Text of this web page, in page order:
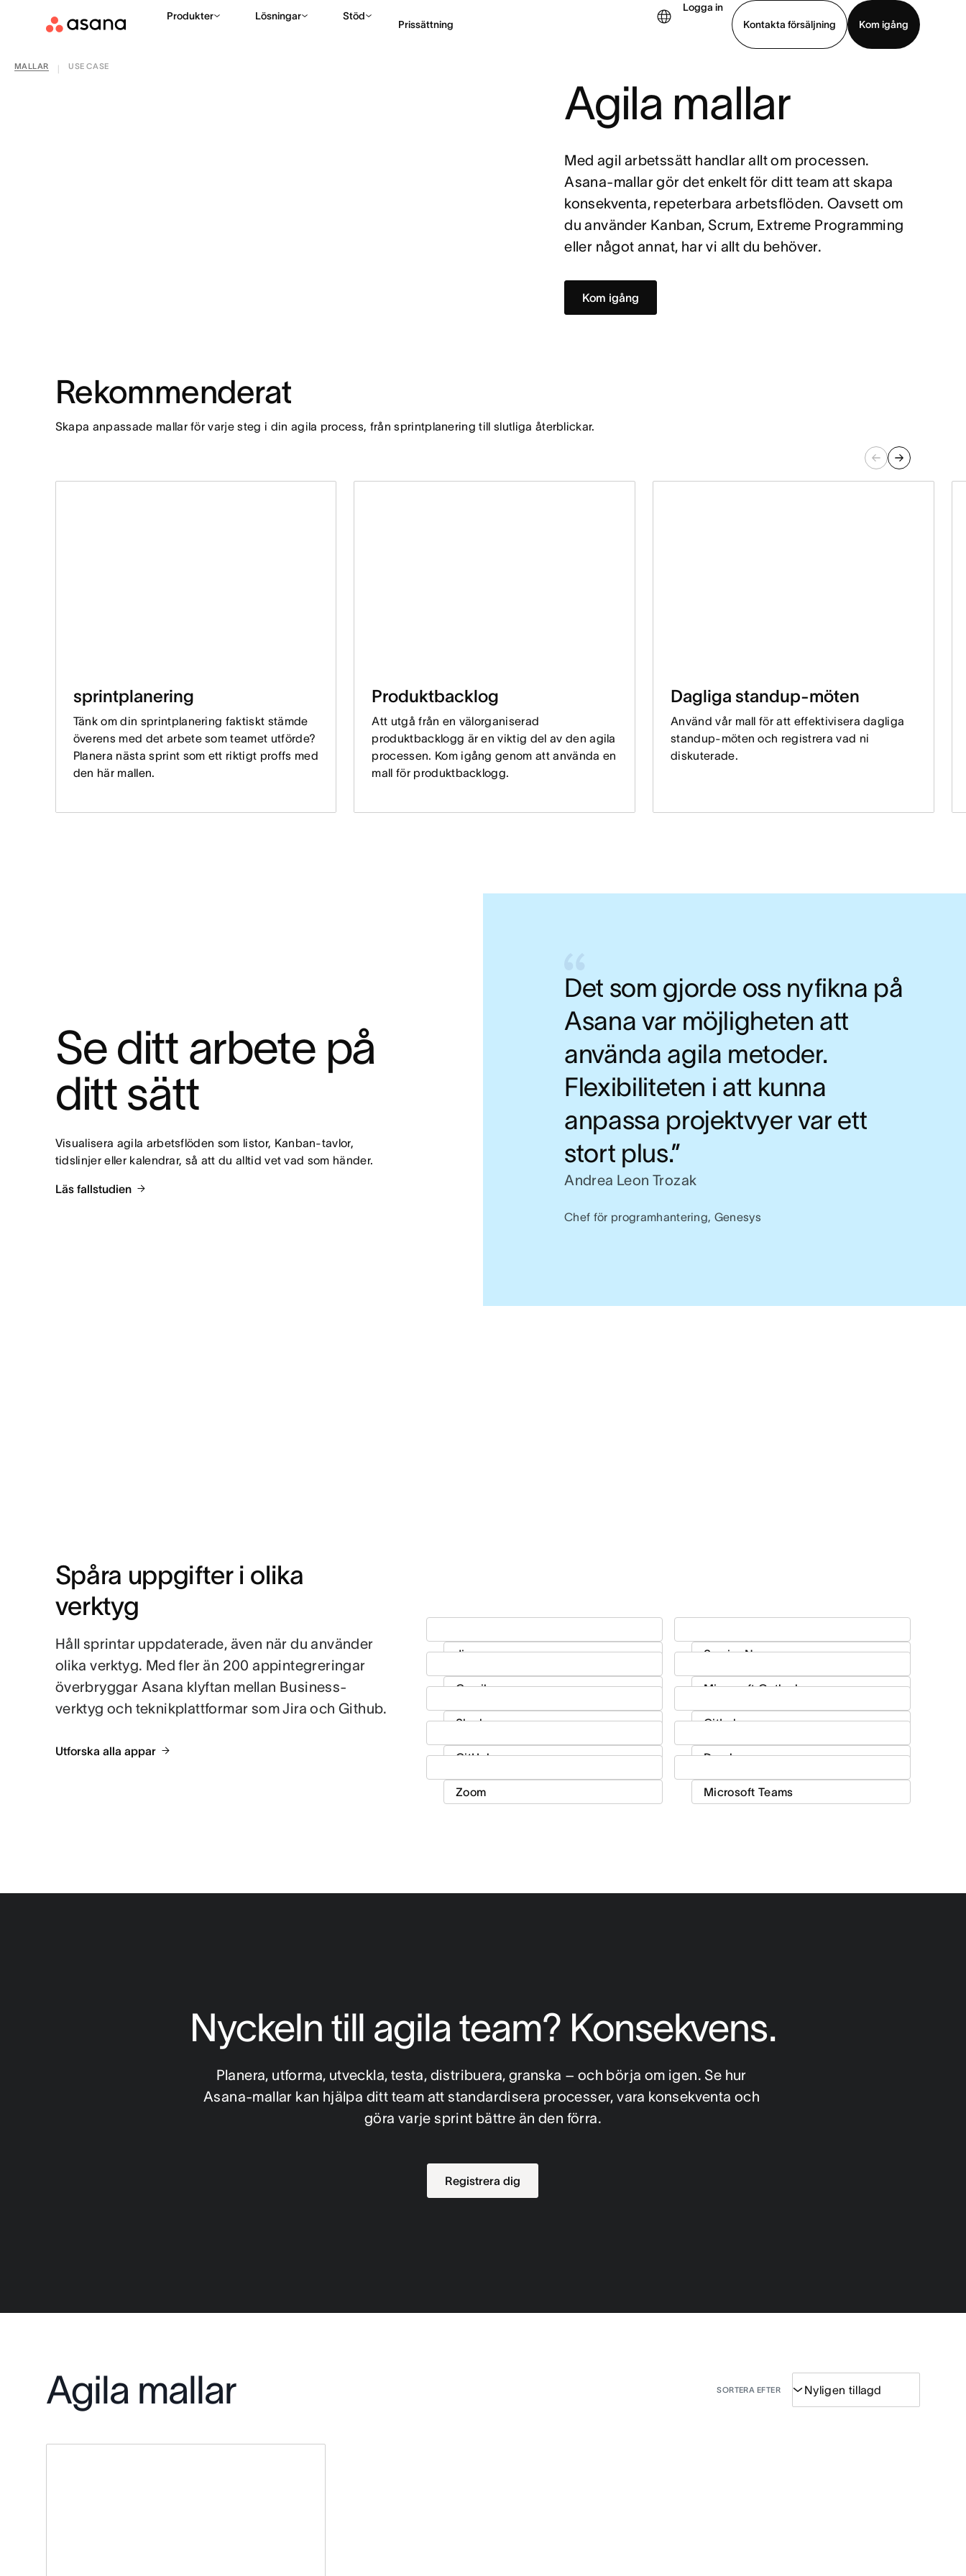
Produkter Lösningar Stöd
Prissättning
Logga in
Kontakta försäljning
Kom igång
MALLAR USE CASE
Agila mallar
Med agil arbetssätt handlar allt om processen.
Asana-mallar gör det enkelt för ditt team att skapa
konsekventa, repeterbara arbetsflöden. Oavsett om
du använder Kanban, Scrum, Extreme Programming
eller något annat, har vi allt du behöver.
Kom igång
Rekommenderat
Skapa anpassade mallar för varje steg i din agila process, från sprintplanering till slutliga återblickar.
sprintplanering
Tänk om din sprintplanering faktiskt stämde
överens med det arbete som teamet utförde?
Planera nästa sprint som ett riktigt proffs med
den här mallen.
Produktbacklog
Att utgå från en välorganiserad
produktbacklogg är en viktig del av den agila
processen. Kom igång genom att använda en
mall för produktbacklogg.
Dagliga standup-möten
Använd vår mall för att effektivisera dagliga
standup-möten och registrera vad ni
diskuterade.
Det som gjorde oss nyfikna på
Asana var möjligheten att
använda agila metoder.
Flexibiliteten i att kunna
anpassa projektvyer var ett
stort plus.”
Andrea Leon Trozak
Chef för programhantering, Genesys
Se ditt arbete på
ditt sätt
Visualisera agila arbetsflöden som listor, Kanban-tavlor,
tidslinjer eller kalendrar, så att du alltid vet vad som händer.
Läs fallstudien
Spåra uppgifter i olika
verktyg
Håll sprintar uppdaterade, även när du använder
olika verktyg. Med fler än 200 appintegreringar
överbryggar Asana klyftan mellan Business-
verktyg och teknikplattformar som Jira och Github.
Utforska alla appar
Nyckeln till agila team? Konsekvens.
Planera, utforma, utveckla, testa, distribuera, granska – och börja om igen. Se hur
Asana-mallar kan hjälpa ditt team att standardisera processer, vara konsekventa och
göra varje sprint bättre än den förra.
Registrera dig
Agila mallar SORTERA EFTER